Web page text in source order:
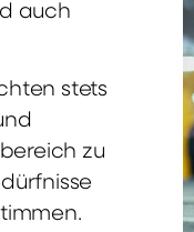
auch
stets
zu